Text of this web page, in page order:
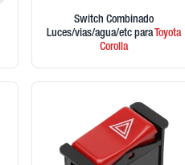
Switch Combinado
Luces/vias/agua/etc para Toyota
Corolla